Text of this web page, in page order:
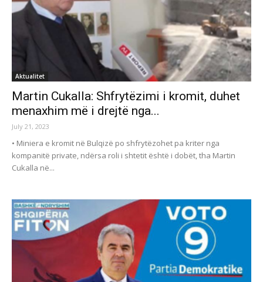
Aktualitet
Martin Cukalla: Shfrytëzimi i kromit, duhet
menaxhim më i drejtë nga...
July 21, 2023
• Miniera e kromit në Bulqizë po shfrytëzohet pa kriter nga
kompanitë private, ndërsa roli i shtetit është i dobët, tha Martin
Cukalla në...